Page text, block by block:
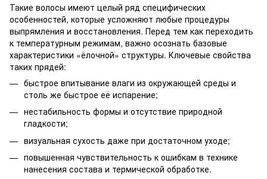
Такие волосы имеют целый ряд специфических
особенностей, которые усложняют любые процедуры
выпрямления и восстановления. Перед тем как переходить
к температурным режимам, важно осознать базовые
характеристики «ёлочной» структуры. Ключевые свойства
таких прядей:
быстрое впитывание влаги из окружающей среды и
столь же быстрое её испарение;
нестабильность формы и отсутствие природной
гладкости;
визуальная сухость даже при достаточном уходе;
повышенная чувствительность к ошибкам в технике
нанесения состава и термической обработке.